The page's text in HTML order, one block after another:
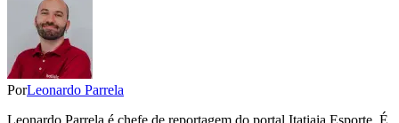
PorLeonardo Parrela